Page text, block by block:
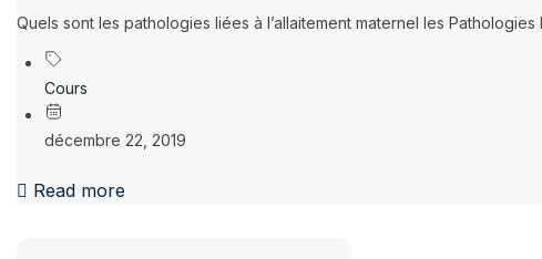
Quels sont les pathologies liées à l’allaitement maternel les Pathologies
Cours
décembre 22, 2019
Read more